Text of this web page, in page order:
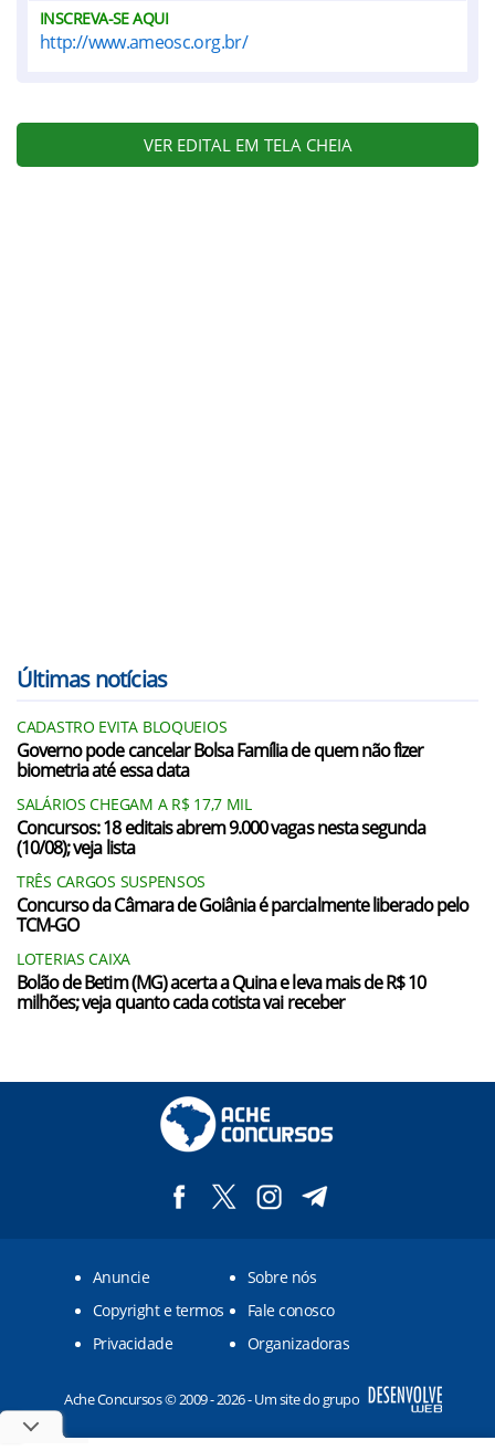
INSCREVA-SE AQUI
http://www.ameosc.org.br/
VER EDITAL EM TELA CHEIA
Últimas notícias
CADASTRO EVITA BLOQUEIOS
Governo pode cancelar Bolsa Família de quem não fizer
biometria até essa data
SALÁRIOS CHEGAM A R$ 17,7 MIL
Concursos: 18 editais abrem 9.000 vagas nesta segunda
(10/08); veja lista
TRÊS CARGOS SUSPENSOS
Concurso da Câmara de Goiânia é parcialmente liberado pelo
TCM-GO
LOTERIAS CAIXA
Bolão de Betim (MG) acerta a Quina e leva mais de R$ 10
milhões; veja quanto cada cotista vai receber
Anuncie
Sobre nós
Copyright e termos
Fale conosco
Privacidade
Organizadoras
Ache Concursos © 2009 - 2026 - Um site do grupo